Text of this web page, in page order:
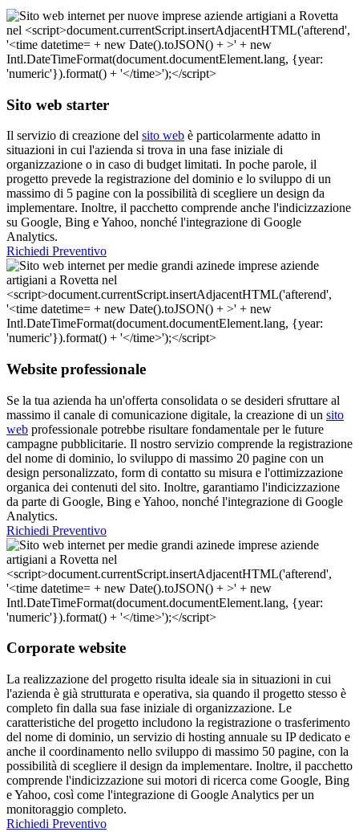
Sito web starter
Il servizio di creazione del sito web è particolarmente adatto in
situazioni in cui l'azienda si trova in una fase iniziale di
organizzazione o in caso di budget limitati. In poche parole, il
progetto prevede la registrazione del dominio e lo sviluppo di un
massimo di 5 pagine con la possibilità di scegliere un design da
implementare. Inoltre, il pacchetto comprende anche l'indicizzazione
su Google, Bing e Yahoo, nonché l'integrazione di Google
Analytics.
Richiedi Preventivo
Website professionale
Se la tua azienda ha un'offerta consolidata o se desideri sfruttare al
massimo il canale di comunicazione digitale, la creazione di un sito
web professionale potrebbe risultare fondamentale per le future
campagne pubblicitarie. Il nostro servizio comprende la registrazione
del nome di dominio, lo sviluppo di massimo 20 pagine con un
design personalizzato, form di contatto su misura e l'ottimizzazione
organica dei contenuti del sito. Inoltre, garantiamo l'indicizzazione
da parte di Google, Bing e Yahoo, nonché l'integrazione di Google
Analytics.
Richiedi Preventivo
Corporate website
La realizzazione del progetto risulta ideale sia in situazioni in cui
l'azienda è già strutturata e operativa, sia quando il progetto stesso è
completo fin dalla sua fase iniziale di organizzazione. Le
caratteristiche del progetto includono la registrazione o trasferimento
del nome di dominio, un servizio di hosting annuale su IP dedicato e
anche il coordinamento nello sviluppo di massimo 50 pagine, con la
possibilità di scegliere il design da implementare. Inoltre, il pacchetto
comprende l'indicizzazione sui motori di ricerca come Google, Bing
e Yahoo, così come l'integrazione di Google Analytics per un
monitoraggio completo.
Richiedi Preventivo